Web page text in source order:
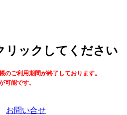
リックしてください
のご利用期間が終了しております。
可能です。
お問い合せ